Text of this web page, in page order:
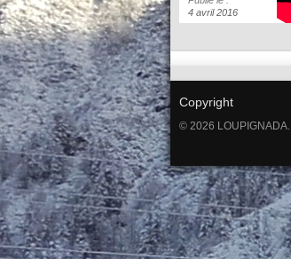
4 avril 2016
Copyright
© 2026 LOUPIGNADA.